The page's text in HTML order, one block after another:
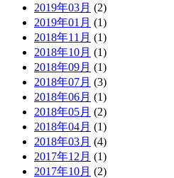
2019年03月 (2)
2019年01月 (1)
2018年11月 (1)
2018年10月 (1)
2018年09月 (1)
2018年07月 (3)
2018年06月 (1)
2018年05月 (2)
2018年04月 (1)
2018年03月 (4)
2017年12月 (1)
2017年10月 (2)